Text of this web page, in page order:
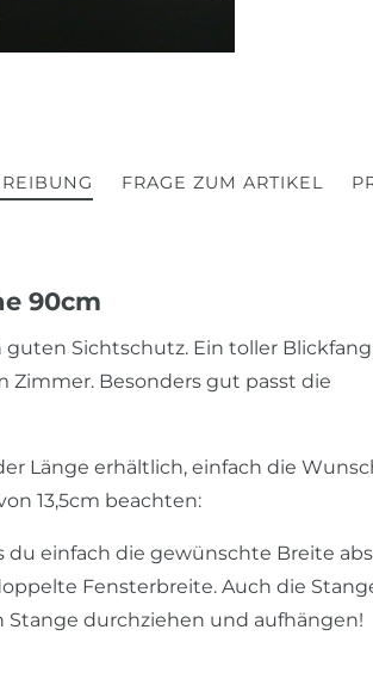
FRAGE ZUM ARTIKEL
90cm
Sichtschutz. Ein toller
Zimmer. Besonders gut passt die
Länge erhältlich, einfach die
13,5cm beachten:
du einfach die gewünschte Breite
Fensterbreite. Auch die
Stange durchziehen und aufhängen!